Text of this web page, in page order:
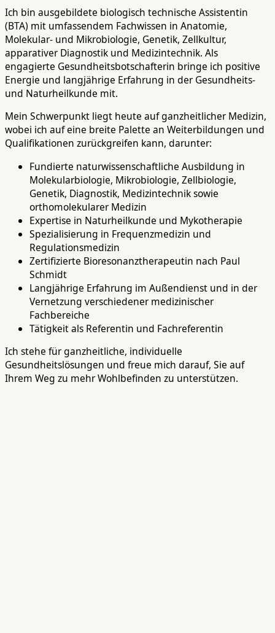
Ich bin ausgebildete biologisch technische Assistentin
(BTA) mit umfassendem Fachwissen in Anatomie,
Molekular- und Mikrobiologie, Genetik, Zellkultur,
apparativer Diagnostik und Medizintechnik. Als
engagierte Gesundheitsbotschafterin bringe ich positive
Energie und langjährige Erfahrung in der Gesundheits-
und Naturheilkunde mit.
Mein Schwerpunkt liegt heute auf ganzheitlicher Medizin,
wobei ich auf eine breite Palette an Weiterbildungen und
Qualifikationen zurückgreifen kann, darunter:
Fundierte naturwissenschaftliche Ausbildung in
Molekularbiologie, Mikrobiologie, Zellbiologie,
Genetik, Diagnostik, Medizintechnik sowie
orthomolekularer Medizin
Expertise in Naturheilkunde und Mykotherapie
Spezialisierung in Frequenzmedizin und
Regulationsmedizin
Zertifizierte Bioresonanztherapeutin nach Paul
Schmidt
Langjährige Erfahrung im Außendienst und in der
Vernetzung verschiedener medizinischer
Fachbereiche
Tätigkeit als Referentin und Fachreferentin
Ich stehe für ganzheitliche, individuelle
Gesundheitslösungen und freue mich darauf, Sie auf
Ihrem Weg zu mehr Wohlbefinden zu unterstützen.